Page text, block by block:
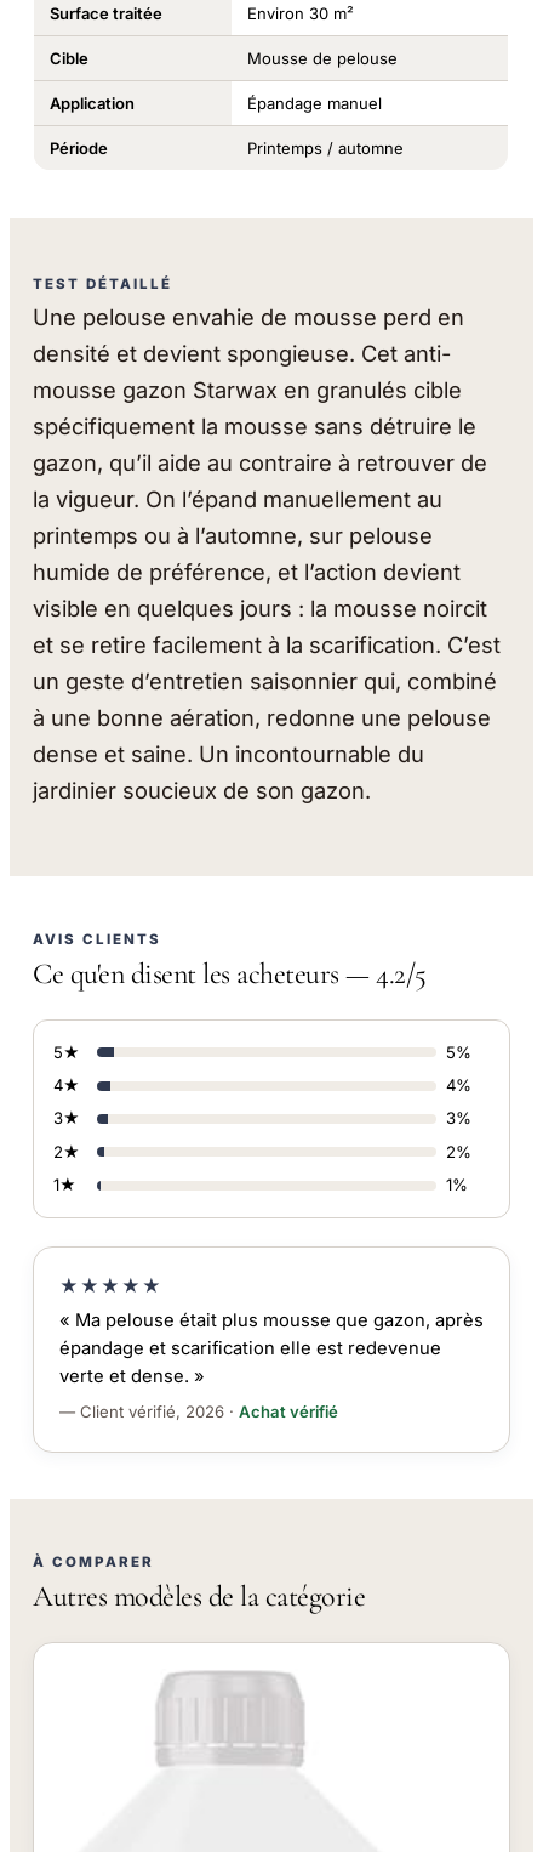
Surface traitée Environ 30 m²
Cible Mousse de pelouse
Application Épandage manuel
Période Printemps / automne
TEST DÉTAILLÉ
Une pelouse envahie de mousse perd en
densité et devient spongieuse. Cet anti-
mousse gazon Starwax en granulés cible
spécifiquement la mousse sans détruire le
gazon, qu’il aide au contraire à retrouver de
la vigueur. On l’épand manuellement au
printemps ou à l’automne, sur pelouse
humide de préférence, et l’action devient
visible en quelques jours : la mousse noircit
et se retire facilement à la scarification. C’est
un geste d’entretien saisonnier qui, combiné
à une bonne aération, redonne une pelouse
dense et saine. Un incontournable du
jardinier soucieux de son gazon.
AVIS CLIENTS
Ce qu'en disent les acheteurs — 4.2/5
5★
5%
4★
4%
3★
3%
2★
2%
1★
1%
★★★★★
« Ma pelouse était plus mousse que gazon, après
épandage et scarification elle est redevenue
verte et dense. »
— Client vérifié, 2026 · Achat vérifié
À COMPARER
Autres modèles de la catégorie